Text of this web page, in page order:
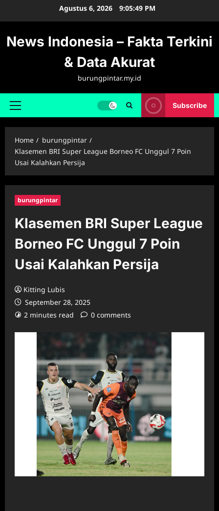
Agustus 6, 2026 9:05:50 PM
News Indonesia – Fakta Terkini
& Data Akurat
burungpintar.my.id
Primary
Subscribe
Home
burungpintar
Klasemen BRI Super League Borneo FC Unggul 7 Poin
Usai Kalahkan Persija
burungpintar
Klasemen BRI Super League
Borneo FC Unggul 7 Poin
Usai Kalahkan Persija
Kitting Lubis
September 28, 2025
2 minutes read
0 comments